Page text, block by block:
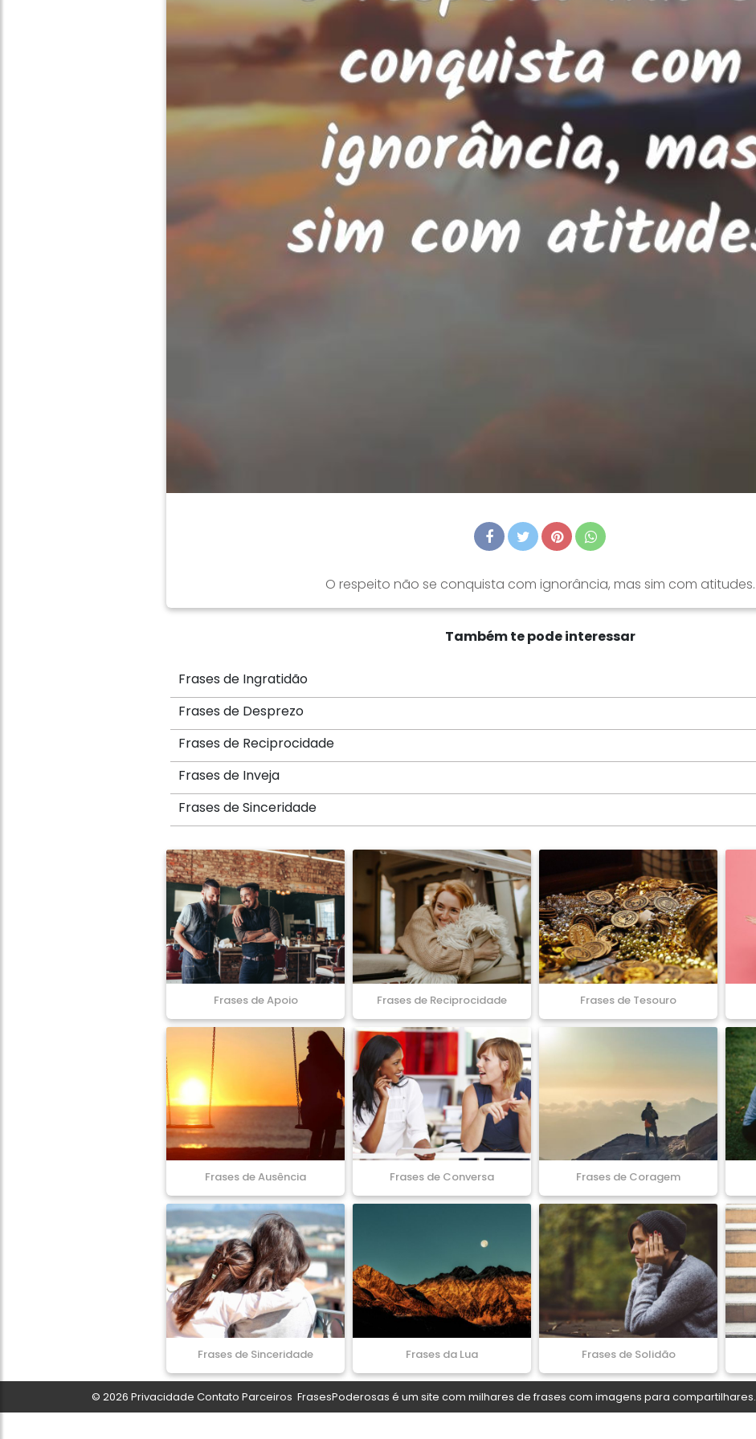
O respeito não se conquista com ignorância, mas sim com atitudes.
Também te pode interessar
Frases de Ingratidão
Frases de Desprezo
Frases de Reciprocidade
Frases de Inveja
Frases de Sinceridade
Frases de Apoio Frases de Reciprocidade Frases de Tesouro
Frases de Ausência Frases de Conversa Frases de Coragem
Frases de Sinceridade Frases da Lua Frases de Solidão
© 2026 Privacidade Contato Parceiros FrasesPoderosas é um site com milhares de frases com imagens para compartilhares.